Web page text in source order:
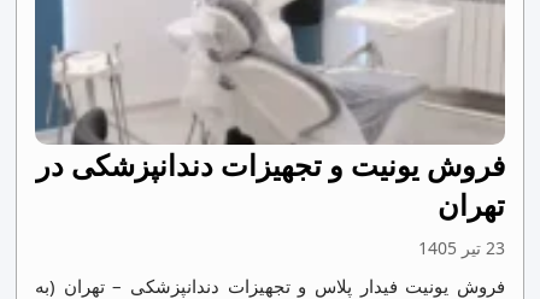
فروش یونیت و تجهیزات دندانپزشکی در
تهران
23 تیر 1405
فروش یونیت فیدار پلاس و تجهیزات دندانپزشکی – تهران (به